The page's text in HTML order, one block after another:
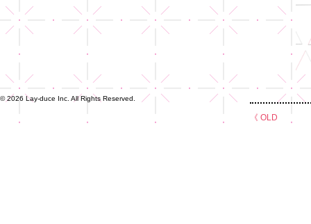
《 OLD
© 2026 Lay-duce Inc. All Rights Reserved.